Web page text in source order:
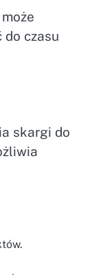
do czasu
skargi do